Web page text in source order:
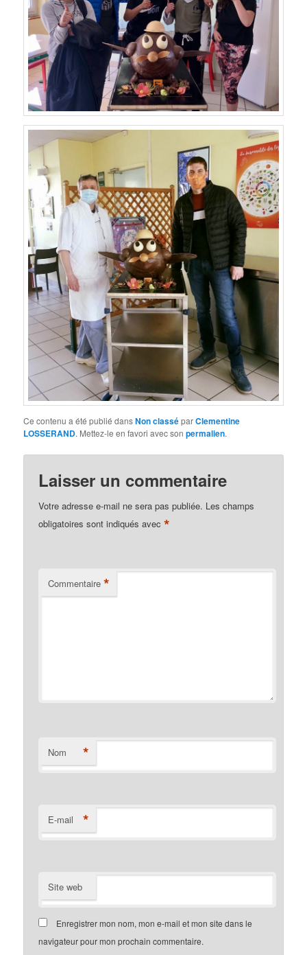
Ce contenu a été publié dansNon classéparClementine
LOSSERAND. Mettez-le en favori avec sonpermalien.
Laisser un commentaire
Votre adresse e-mail ne sera pas publiée. Les champs
obligatoires sont indiqués avec*
Commentaire *
Nom *
E-mail *
Site web
Enregistrer mon nom, mon e-mail et mon site dans le
navigateur pour mon prochain commentaire.